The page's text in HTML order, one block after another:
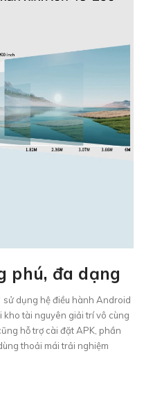
phú, đa dạng
sử dụng hệ điều hành Android
tài nguyên giải trí vô cùng
hỗ trợ cài đặt APK, phần
thoải mái trải nghiệm